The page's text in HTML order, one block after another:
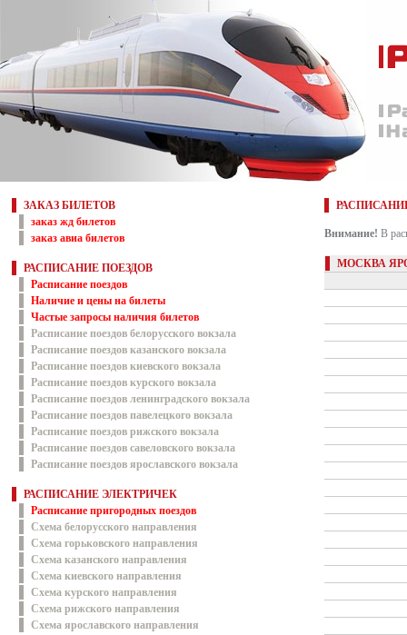
ЗАКАЗ БИЛЕТОВ
заказ жд билетов
заказ авиа билетов
РАСПИСАНИЕ ПОЕЗДОВ
Расписание поездов
Наличие и цены на билеты
Частые запросы наличия билетов
Расписание поездов белорусского вокзала
Расписание поездов казанского вокзала
Расписание поездов киевского вокзала
Расписание поездов курского вокзала
Расписание поездов ленинградского вокзала
Расписание поездов павелецкого вокзала
Расписание поездов рижского вокзала
Расписание поездов савеловского вокзала
Расписание поездов ярославского вокзала
РАСПИСАНИЕ ЭЛЕКТРИЧЕК
Расписание пригородных поездов
Схема белорусского направления
Схема горьковского направления
Схема казанского направления
Схема киевского направления
Схема курского направления
Схема рижского направления
Схема ярославского направления
Внимание! В
МОСКВА